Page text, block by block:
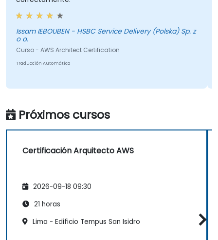
Issam IEBOUBEN - HSBC Service Delivery (Polska) Sp. z
o o.
Curso - AWS Architect Certification
Traducción Automática
Próximos cursos
Certificación Arquitecto AWS
2026-09-18 09:30
21 horas
Lima - Edificio Tempus San Isidro